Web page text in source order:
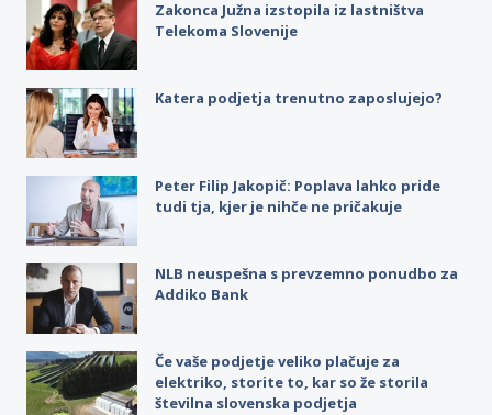
Zakonca Južna izstopila iz lastništva
Telekoma Slovenije
Katera podjetja trenutno zaposlujejo?
Peter Filip Jakopič: Poplava lahko pride
tudi tja, kjer je nihče ne pričakuje
NLB neuspešna s prevzemno ponudbo za
Addiko Bank
Če vaše podjetje veliko plačuje za
elektriko, storite to, kar so že storila
številna slovenska podjetja